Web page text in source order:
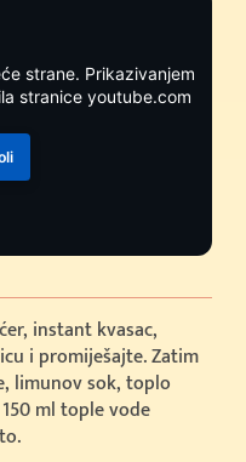
strane. Prikazivanjem
stranice youtube.com
instant kvasac,
i promiješajte. Zatim
limunov sok, toplo
ml tople vode